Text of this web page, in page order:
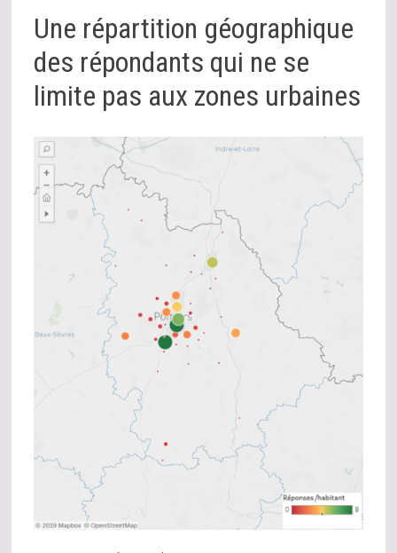
Une répartition géographique
des répondants qui ne se
limite pas aux zones urbaines